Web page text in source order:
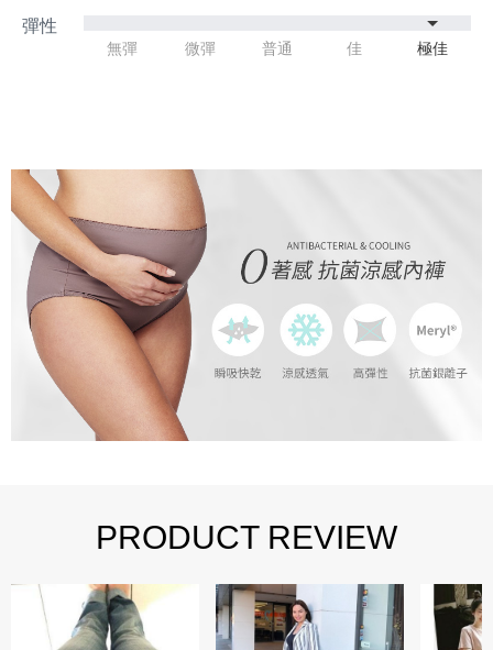
無彈 微彈 普通 佳 極佳
PRODUCT REVIEW